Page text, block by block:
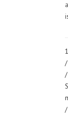
/
/
/